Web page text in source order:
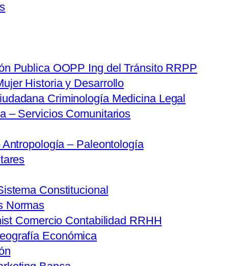
Publica OOPP Ing del Tránsito RRPP
Historia y Desarrollo
Criminología Medicina Legal
– Servicios Comunitarios
– Paleontología
Constitucional
Normas
Comercio Contabilidad RRHH
Económica